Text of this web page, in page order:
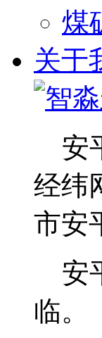
煤
关于
安
经纬
市安
安
临。